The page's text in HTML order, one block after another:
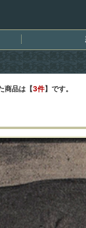
商品は【3件】です。